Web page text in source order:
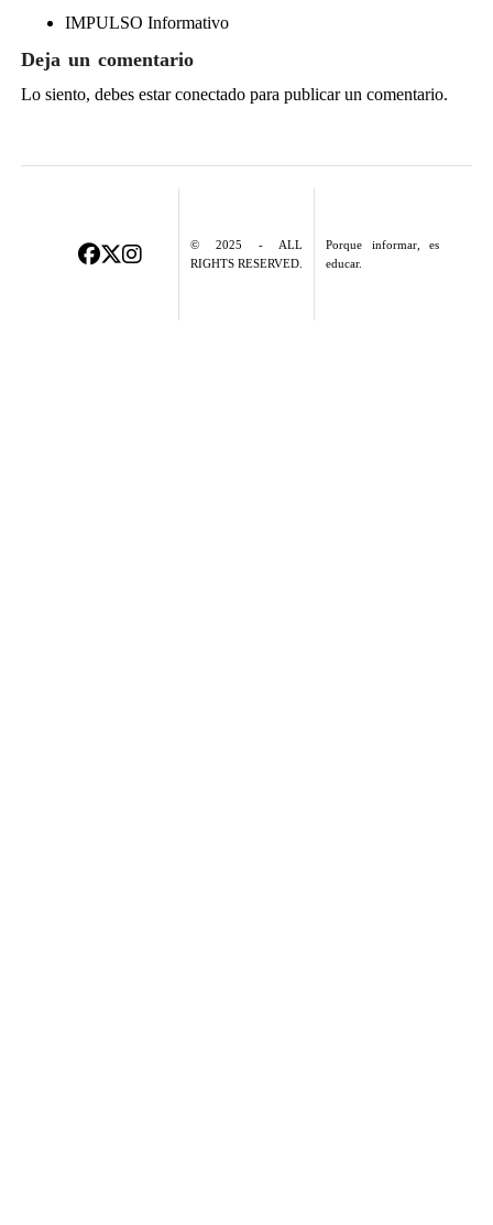
IMPULSO Informativo
Deja un comentario
Lo siento, debes estarconectadopara publicar un comentario.
© 2025 - ALL
RIGHTS RESERVED.
Porque informar, es
educar.